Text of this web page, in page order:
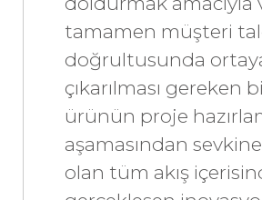
tamamen müşteri
doğrultusunda
çıkarılması gereken
ürünün proje
aşamasından
olan tüm akış